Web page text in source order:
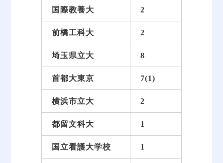
国際教養大 2
前橋工科大 2
埼玉県立大 8
首都大東京 7(1)
横浜市立大 2
都留文科大 1
国立看護大学校 1